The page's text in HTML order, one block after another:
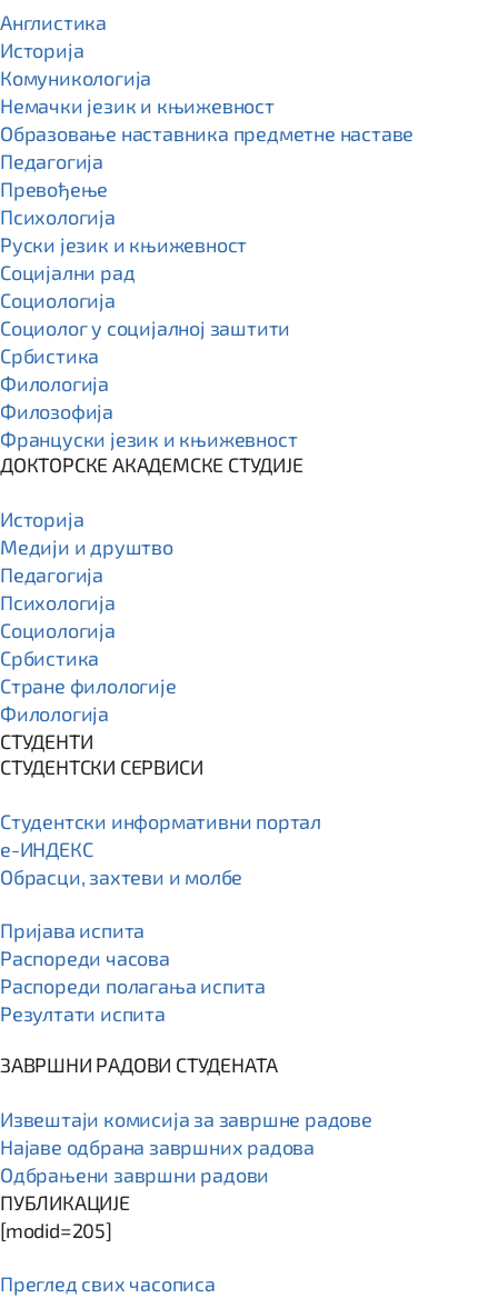
Англистика
Историја
Комуникологија
Немачки језик и књижевност
Образовање наставника предметне наставе
Педагогија
Превођење
Психологија
Руски језик и књижевност
Социјални рад
Социологија
Социолог у социјалној заштити
Србистика
Филологија
Филозофија
Француски језик и књижевност
ДОКТОРСКЕ АКАДЕМСКЕ СТУДИЈЕ
Историја
Медији и друштво
Педагогија
Психологија
Социологија
Србистика
Стране филологије
Филологија
СТУДЕНТИ
СТУДЕНТСКИ СЕРВИСИ
Студентски информативни портал
e-ИНДЕКС
Обрасци, захтеви и молбе
Пријава испита
Распореди часова
Распореди полагања испита
Резултати испита
ЗАВРШНИ РАДОВИ СТУДЕНАТА
Извештаји комисија за завршне радове
Најаве одбрана завршних радова
Одбрањени завршни радови
ПУБЛИКАЦИЈЕ
[modid=205]
Преглед свих часописа